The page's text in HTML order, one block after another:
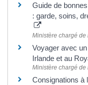
Guide de
: garde, soins,
Ministère chargé de
Voyager avec
Irlande et au
Ministère chargé de
Consignations à